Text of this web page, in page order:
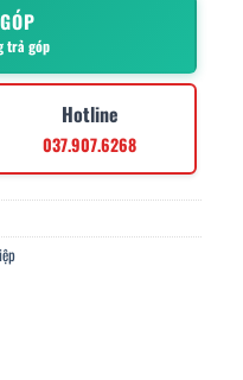
trả góp
Hotline
037.907.6268